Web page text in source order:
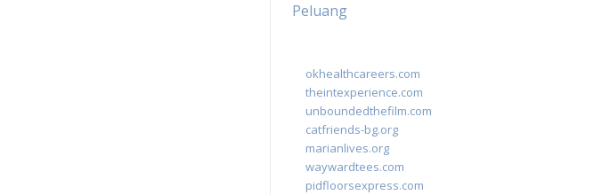
Peluang
okhealthcareers.com
theintexperience.com
unboundedthefilm.com
catfriends-bg.org
marianlives.org
waywardtees.com
pidfloorsexpress.com